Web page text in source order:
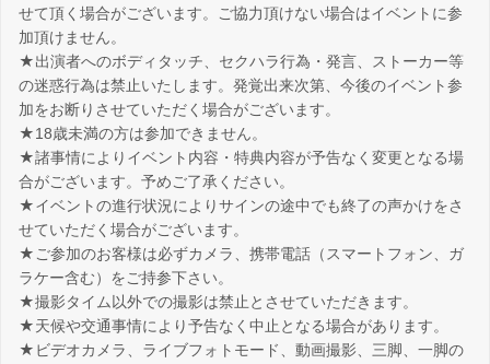
せて頂く場合がございます。ご協力頂けない場合はイベントに参
加頂けません。
★出演者へのボディタッチ、セクハラ行為・発言、ストーカー等
の迷惑行為は禁止いたします。発覚出来次第、今後のイベント参
加をお断りさせていただく場合がございます。
★18歳未満の方は参加できません。
★諸事情によりイベント内容・特典内容が予告なく変更となる場
合がございます。予めご了承ください。
★イベントの進行状況によりサインの途中でも終了の声かけをさ
せていただく場合がございます。
★ご参加のお客様は必ずカメラ、携帯電話（スマートフォン、ガ
ラケー含む）をご持参下さい。
★撮影タイム以外での撮影は禁止とさせていただきます。
★天候や交通事情により予告なく中止となる場合があります。
★ビデオカメラ、ライブフォトモード、動画撮影、三脚、一脚の